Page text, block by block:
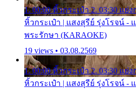
1. 00:00 หิ้วกระเป๋า 2. 03:30 แย่ง
หิ้วกระเป๋า | แสงสุรีย์ รุ่งโรจน์ -
พระรักษา (KARAOKE)
19 views • 03.08.2569
1. 00:00 หิ้วกระเป๋า 2. 03:30 แย่ง
หิ้วกระเป๋า | แสงสุรีย์ รุ่งโรจน์ -